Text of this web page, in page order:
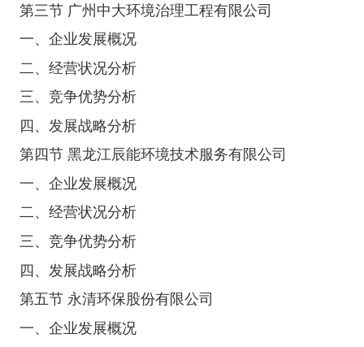
第三节 广州中大环境治理工程有限公司
一、企业发展概况
二、经营状况分析
三、竞争优势分析
四、发展战略分析
第四节 黑龙江辰能环境技术服务有限公司
一、企业发展概况
二、经营状况分析
三、竞争优势分析
四、发展战略分析
第五节 永清环保股份有限公司
一、企业发展概况